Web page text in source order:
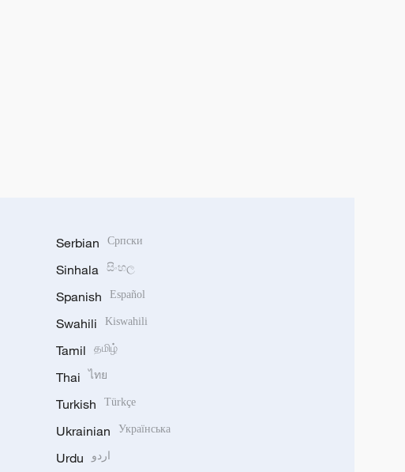
Serbian Српски
Sinhala සිංහල
Spanish Español
Swahili Kiswahili
Tamil தமிழ்
Thai ไทย
Turkish Türkçe
Ukrainian Українська
Urdu اردو